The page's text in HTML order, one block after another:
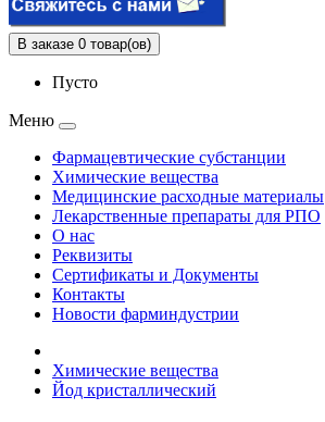
В заказе 0 товар(ов)
Пусто
Меню
Фармацевтические субстанции
Химические вещества
Медицинские расходные материалы
Лекарственные препараты для РПО
О нас
Реквизиты
Сертификаты и Документы
Контакты
Новости фарминдустрии
Химические вещества
Йод кристаллический